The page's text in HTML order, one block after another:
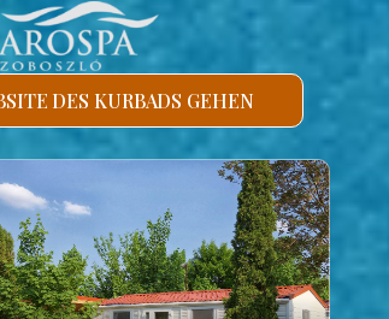
DES KURBADS GEHEN